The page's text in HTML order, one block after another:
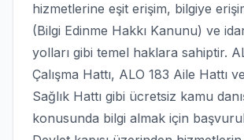
hizmetlerine eşit erişim, bilgiye
(Bilgi Edinme Hakkı Kanunu) ve
yolları gibi temel haklara sahiptir.
Çalışma Hattı, ALO 183 Aile Hattı
Sağlık Hattı gibi ücretsiz kamu
konusunda bilgi almak için